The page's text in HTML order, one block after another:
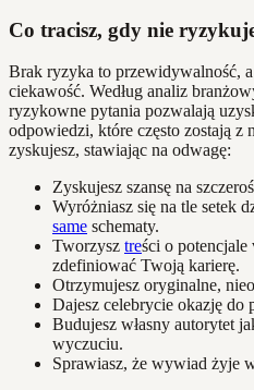
Co tracisz, gdy nie
Brak ryzyka to przewidywalność,
ciekawość. Według analiz
ryzykowne pytania pozwalają
odpowiedzi, które często zostają z
zyskujesz, stawiając na odwagę:
Zyskujesz szansę na
Wyróżniasz się na tle setek
same schematy.
Tworzysz treści o
zdefiniować Twoją karierę.
Otrzymujesz oryginalne,
Dajesz celebrycie okazję do
Budujesz własny autorytet
wyczuciu.
Sprawiasz, że wywiad żyje